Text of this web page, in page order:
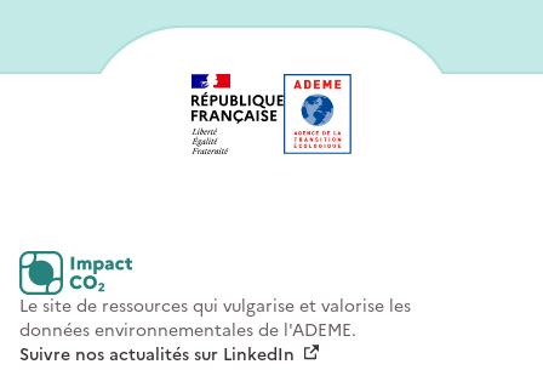
Le site de ressources qui vulgarise et valorise les
données environnementales de l'ADEME.
Suivre nos actualités sur LinkedIn